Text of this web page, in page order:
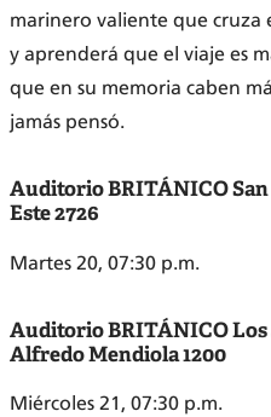
marinero valiente que cruza
y aprenderá que el viaje es
que en su memoria caben
jamás pensó.
Auditorio BRITÁNICO
Este 2726
Martes 20, 07:30 p.m.
Auditorio BRITÁNICO Los
Alfredo Mendiola 1200
Miércoles 21, 07:30 p.m.